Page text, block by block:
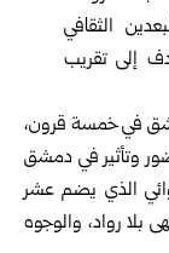
الثقافي
إلى تقريب
في خمسة قرون،
وتأثير في دمشق
الذي يضم عشر
بلا رواد، والوجوه